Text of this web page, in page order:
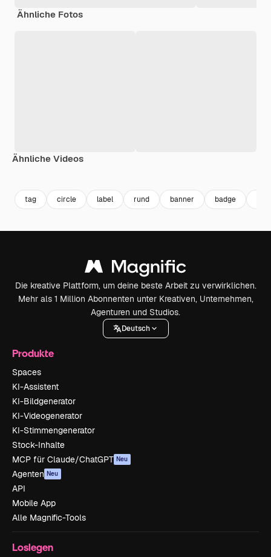
Ähnliche Fotos
Ähnliche Videos
tag circle label rund banner badge
Die kreative Plattform, um deine beste Arbeit zu verwirklichen.
Mehr als 1 Million Abonnenten unter Kreativen, Unternehmen,
Agenturen und Studios.
Deutsch
Produkte
Spaces
KI-Assistent
KI-Bildgenerator
KI-Videogenerator
KI-Stimmengenerator
Stock-Inhalte
MCP für Claude/ChatGPT Neu
Agenten Neu
API
Mobile App
Alle Magnific-Tools
Loslegen